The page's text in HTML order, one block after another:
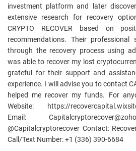
investment platform and later
extensive research for recovery
CRYPTO RECOVER based on
recommendations. Their
through the recovery process using
was able to recover my lost
grateful for their support and
experience. I will advise you to contact
helped me recover my funds. For
Website: https://
Email:
@Capitalcryptorecover Contact:
Call/Text Number: +1 (336) 390-6684